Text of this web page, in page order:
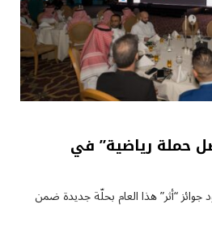
حملة رياضية” في
7 اغسطس 2026 تعود جوائز “أثر” هذا العام بحلّة جديدة ضمن